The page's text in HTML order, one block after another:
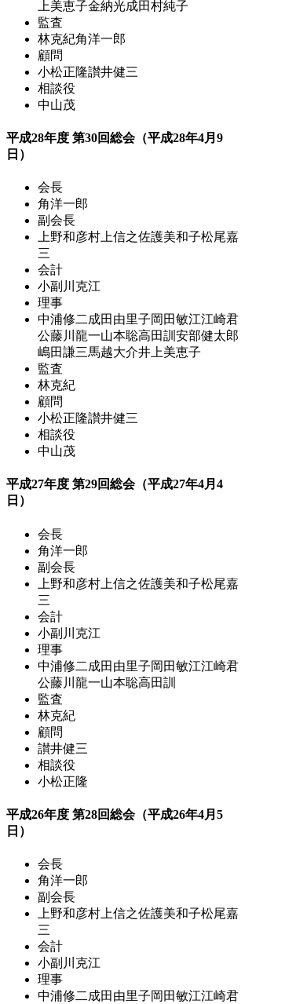
上美恵子金納光成田村純子
監査
林克紀角洋一郎
顧問
小松正隆讃井健三
相談役
中山茂
平成28年度 第30回総会（平成28年4月9
日）
会長
角洋一郎
副会長
上野和彦村上信之佐護美和子松尾嘉
三
会計
小副川克江
理事
中浦修二 成田由里子岡田敏江江崎君
公藤川龍一山本聡高田訓 安部健太郎
嶋田謙三馬越大介井上美恵子
監査
林克紀
顧問
小松正隆讃井健三
相談役
中山茂
平成27年度 第29回総会（平成27年4月4
日）
会長
角洋一郎
副会長
上野和彦村上信之佐護美和子松尾嘉
三
会計
小副川克江
理事
中浦修二 成田由里子岡田敏江江崎君
公藤川龍一山本聡高田訓
監査
林克紀
顧問
讃井健三
相談役
小松正隆
平成26年度 第28回総会（平成26年4月5
日）
会長
角洋一郎
副会長
上野和彦村上信之佐護美和子松尾嘉
三
会計
小副川克江
理事
中浦修二 成田由里子岡田敏江江崎君